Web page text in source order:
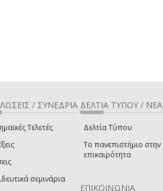
/ ΣΥΝΕΔΡΙΑ
Τελετές
σεμινάρια
ΔΕΛΤΙΑ ΤΥΠΟΥ / ΝΕΑ
Δελτία Τύπου
Το πανεπιστήμιο στην
επικαιρότητα
ΕΠΙΚΟΙΝΩΝΙΑ